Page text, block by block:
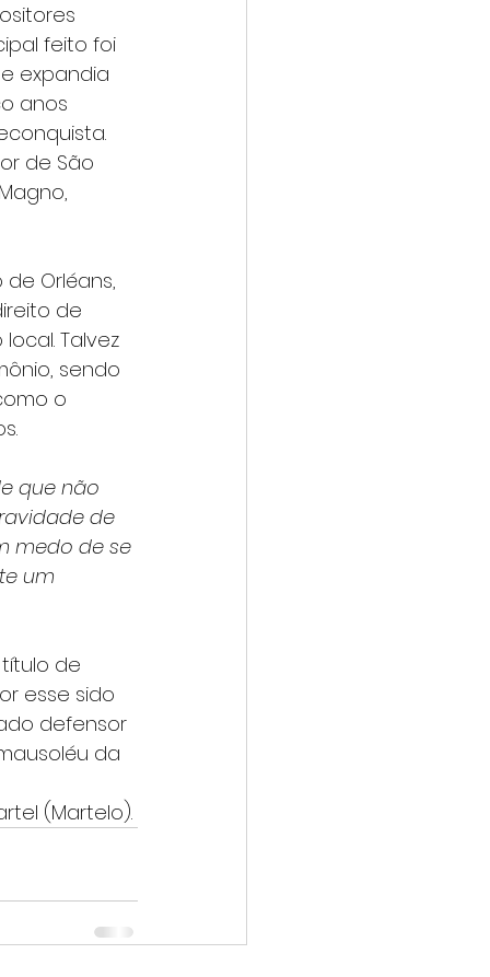
feito foi
expandia
anos
de São
Orléans,
de
Talvez
sendo
o
que não
de
medo de se
um
de
esse sido
defensor
da
(Martelo).